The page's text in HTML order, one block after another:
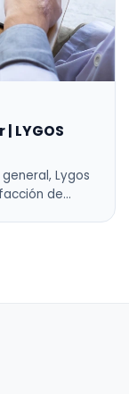
LYGOS
Lygos
de…